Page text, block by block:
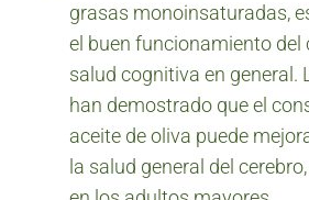
grasas monoinsaturadas,
el buen funcionamiento del
salud cognitiva en general.
han demostrado que el
aceite de oliva puede
la salud general del